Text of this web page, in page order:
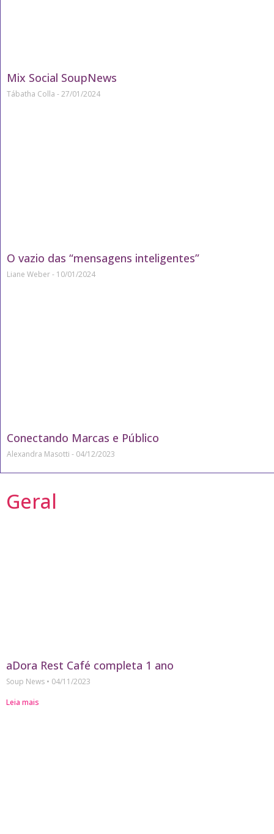
Mix Social SoupNews
Tábatha Colla 27/01/2024
O vazio das “mensagens inteligentes”
Liane Weber 10/01/2024
Conectando Marcas e Público
Alexandra Masotti 04/12/2023
Geral
aDora Rest Café completa 1 ano
Soup News
04/11/2023
Leia mais